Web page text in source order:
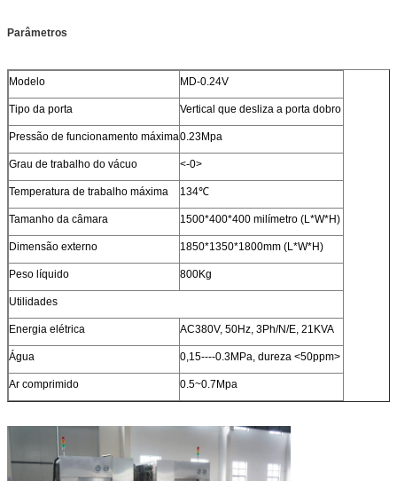
Parâmetros
Modelo MD-0.24V
Tipo da porta Vertical que desliza a porta dobro
Pressão de funcionamento máxima0.23Mpa
Grau de trabalho do vácuo <-0>
Temperatura de trabalho máxima 134℃
Tamanho da câmara 1500*400*400 milímetro (L*W*H)
Dimensão externo 1850*1350*1800mm (L*W*H)
Peso líquido 800Kg
Utilidades
Energia elétrica AC380V, 50Hz, 3Ph/N/E, 21KVA
Água 0,15----0.3MPa, dureza <50ppm>
Ar comprimido 0.5~0.7Mpa